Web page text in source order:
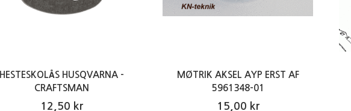
HESTESKOLÅS HUSQVARNA -
CRAFTSMAN
12,50 kr
MØTRIK AKSEL AYP ERST AF
5961348-01
15,00 kr